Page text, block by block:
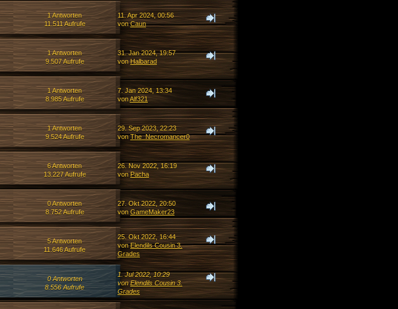
1 Antworten
11.511 Aufrufe
11. Apr 2024, 00:56
vonCaun
1 Antworten
9.507 Aufrufe
31. Jan 2024, 19:57
vonHalbarad
1 Antworten
8.985 Aufrufe
7. Jan 2024, 13:34
vonAlf321
1 Antworten
9.524 Aufrufe
29. Sep 2023, 22:23
vonThe_Necromancer0
6 Antworten
13.227 Aufrufe
26. Nov 2022, 16:19
vonPacha
0 Antworten
8.752 Aufrufe
27. Okt 2022, 20:50
vonGameMaker23
5 Antworten
11.646 Aufrufe
25. Okt 2022, 16:44
vonElendils Cousin 3.
Grades
0 Antworten
8.556 Aufrufe
1. Jul 2022, 10:29
vonElendils Cousin 3.
Grades